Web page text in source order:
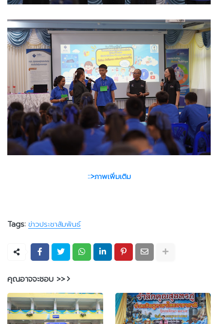
::>ภาพเพิ่มเติม
Tags: ข่าวประชาสัมพันธ์
คุณอาจจะชอบ >>